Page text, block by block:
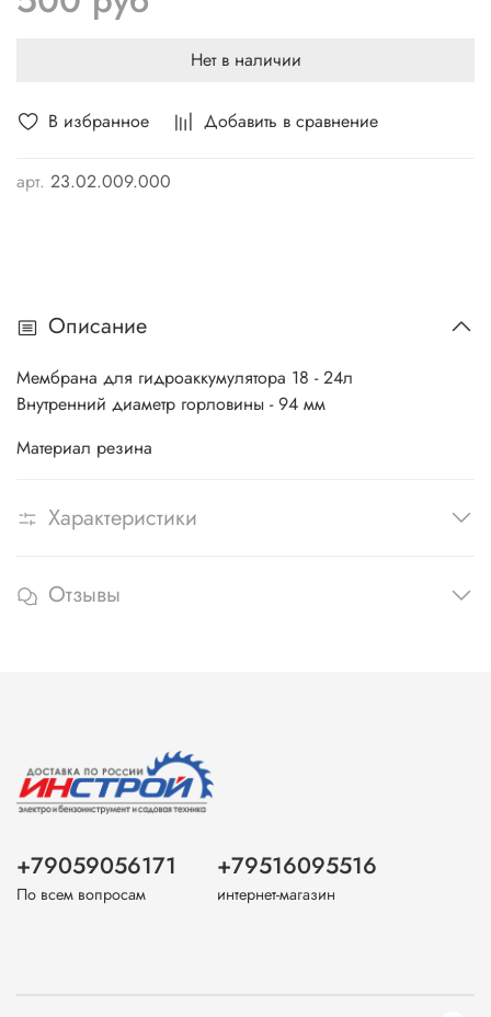
В избранное Добавить в сравнение
арт. 23.02.009.000
Нет в наличии
Описание
Мембрана для гидроаккумулятора 18 - 24л
Внутренний диаметр горловины - 94 мм
Материал резина
Характеристики
Отзывы
+79059056171
По всем вопросам
+79516095516
интернет-магазин